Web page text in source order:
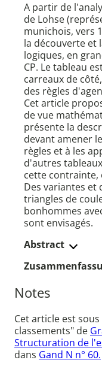
A partir de
de Lohse
munichois, vers
la découverte et
logiques, en
CP. Le tableau
carreaux de
des règles
Cet article
de vue
présente la
devant amener
règles et à les
d'autres
cette contrainte,
Des variantes et
triangles de
bonhommes
sont envisagés.
Abstract
Notes
Cet article est
classements" de
Structuration de
dans Gand N n° 60.